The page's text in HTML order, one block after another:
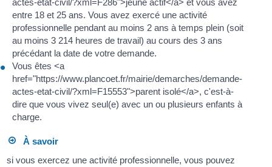
entre 18 et 25 ans. Vous avez exercé une activité
professionnelle pendant au moins 2 ans à temps plein (soit
au moins 3 214 heures de travail) au cours des 3 ans
précédant la date de votre demande.
Vous êtes <a
href="https://www.plancoet.fr/mairie/demarches/demande-
actes-etat-civil/?xml=F15553">parent isolé</a>, c'est-à-
dire que vous vivez seul(e) avec un ou plusieurs enfants à
charge.
À savoir
si vous exercez une activité professionnelle, vous pouvez